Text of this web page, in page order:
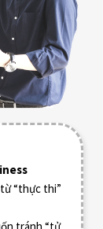
“thực thi”